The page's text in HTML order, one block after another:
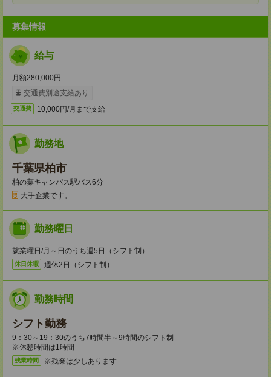
募集情報
給与
月額280,000円
交通費別途支給あり
交通費 10,000円/月まで支給
勤務地
千葉県柏市
柏の葉キャンパス駅バス6分
大手企業です。
勤務曜日
就業曜日/月～日のうち週5日（シフト制）
休日休暇 週休2日（シフト制）
勤務時間
シフト勤務
9：30～19：30のうち7時間半～9時間のシフト制
※休憩時間は1時間
残業時間 ※残業は少しあります